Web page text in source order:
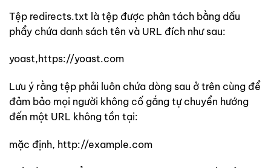
Tệp redirects.txt là tệp được phân tách bằng dấu
phẩy chứa danh sách tên và URL đích như sau:
yoast,https://yoast.com
Lưu ý rằng tệp phải luôn chứa dòng sau ở trên cùng để
đảm bảo mọi người không cố gắng tự chuyển hướng
đến một URL không tồn tại:
mặc định, http://example.com